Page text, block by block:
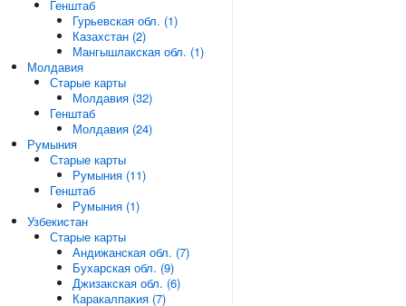
Генштаб
Гурьевская обл. (1)
Казахстан (2)
Мангышлакская обл. (1)
Молдавия
Старые карты
Молдавия (32)
Генштаб
Молдавия (24)
Румыния
Старые карты
Румыния (11)
Генштаб
Румыния (1)
Узбекистан
Старые карты
Андижанская обл. (7)
Бухарская обл. (9)
Джизакская обл. (6)
Каракалпакия (7)